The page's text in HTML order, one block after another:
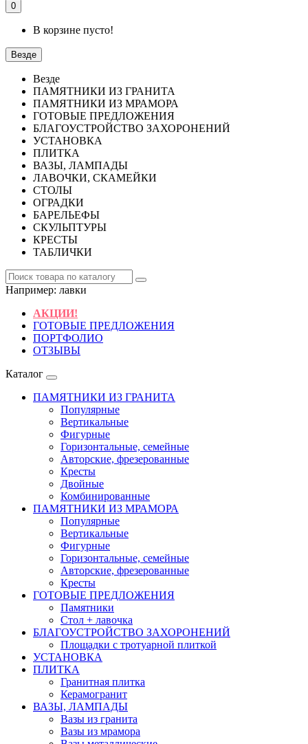
0
В корзине пусто!
Везде
Везде
ПАМЯТНИКИ ИЗ ГРАНИТА
ПАМЯТНИКИ ИЗ МРАМОРА
ГОТОВЫЕ ПРЕДЛОЖЕНИЯ
БЛАГОУСТРОЙСТВО ЗАХОРОНЕНИЙ
УСТАНОВКА
ПЛИТКА
ВАЗЫ, ЛАМПАДЫ
ЛАВОЧКИ, СКАМЕЙКИ
СТОЛЫ
ОГРАДКИ
БАРЕЛЬЕФЫ
СКУЛЬПТУРЫ
КРЕСТЫ
ТАБЛИЧКИ
Например: лавки
АКЦИИ!
ГОТОВЫЕ ПРЕДЛОЖЕНИЯ
ПОРТФОЛИО
ОТЗЫВЫ
Каталог
ПАМЯТНИКИ ИЗ ГРАНИТА
Популярные
Вертикальные
Фигурные
Горизонтальные, семейные
Авторские, фрезерованные
Кресты
Двойные
Комбинированные
ПАМЯТНИКИ ИЗ МРАМОРА
Популярные
Вертикальные
Фигурные
Горизонтальные, семейные
Авторские, фрезерованные
Кресты
ГОТОВЫЕ ПРЕДЛОЖЕНИЯ
Памятники
Стол + лавочка
БЛАГОУСТРОЙСТВО ЗАХОРОНЕНИЙ
Площадки с тротуарной плиткой
УСТАНОВКА
ПЛИТКА
Гранитная плитка
Керамогранит
ВАЗЫ, ЛАМПАДЫ
Вазы из гранита
Вазы из мрамора